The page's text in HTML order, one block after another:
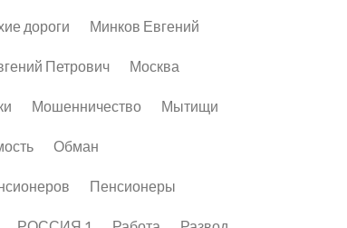
дороги Минков Евгений
Петрович Москва
Мошенничество Мытищи
Обман
Пенсионеры